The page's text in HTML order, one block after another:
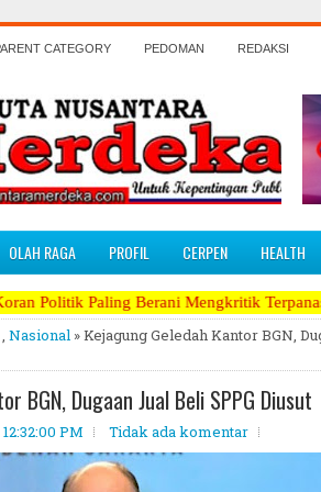
CATEGORY PEDOMAN REDAKSI
OLAH RAGA PROFIL CERPEN HEALTH
Mengkritik Terpanas dan Perang
, Nasional » Kejagung Geledah Kantor BGN,
BGN, Dugaan Jual Beli SPPG Diusut
PM Tidak ada komentar